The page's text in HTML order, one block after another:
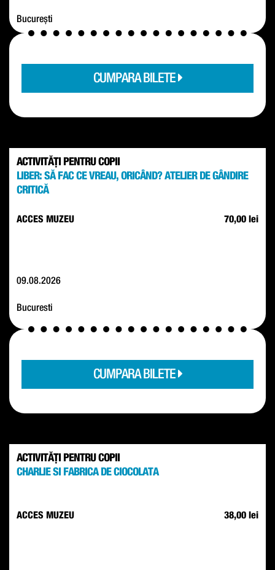
București
CUMPARA BILETE
ACTIVITĂȚI PENTRU COPII
LIBER: SĂ FAC CE VREAU, ORICÂND? ATELIER DE GÂNDIRE
CRITICĂ
ACCES MUZEU 70,00 lei
09.08.2026
Bucuresti
CUMPARA BILETE
ACTIVITĂȚI PENTRU COPII
CHARLIE SI FABRICA DE CIOCOLATA
ACCES MUZEU 38,00 lei